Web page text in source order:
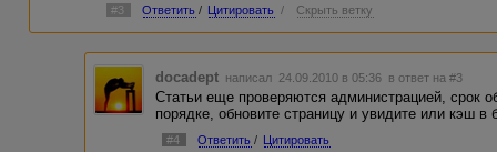
#3 Ответить / Цитировать / Скрыть ветку
docadept написал 24.09.2010 в 05:36 в ответ на #3
Статьи еще проверяются администрацией, срок
порядке, обновите страницу и увидите или кэш в
#4 Ответить / Цитировать